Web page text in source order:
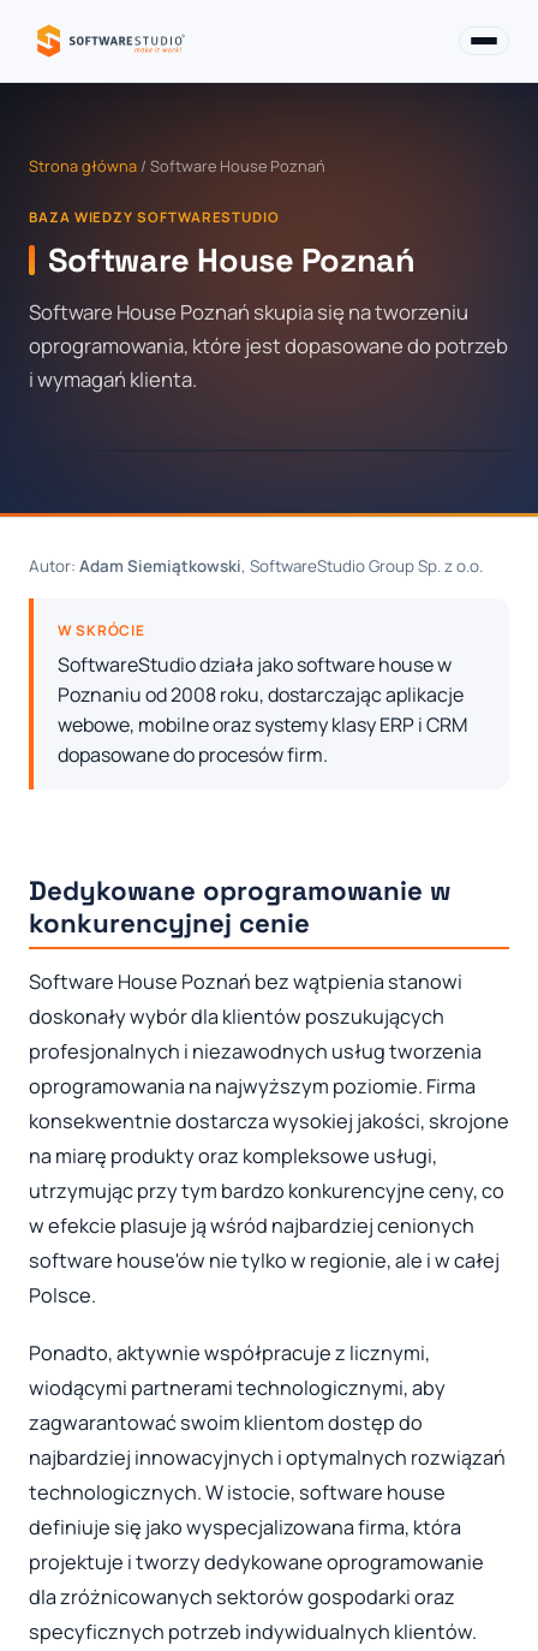
Strona główna / Software House Poznań
BAZA WIEDZY SOFTWARESTUDIO
Software House Poznań
Software House Poznań skupia się na tworzeniu
oprogramowania, które jest dopasowane do potrzeb
i wymagań klienta.
Autor: Adam Siemiątkowski, SoftwareStudio Group Sp. z o.o.
W SKRÓCIE
SoftwareStudio działa jako software house w
Poznaniu od 2008 roku, dostarczając aplikacje
webowe, mobilne oraz systemy klasy ERP i CRM
dopasowane do procesów firm.
Dedykowane oprogramowanie w
konkurencyjnej cenie
Software House Poznań bez wątpienia stanowi
doskonały wybór dla klientów poszukujących
profesjonalnych i niezawodnych usług tworzenia
oprogramowania na najwyższym poziomie. Firma
konsekwentnie dostarcza wysokiej jakości, skrojone
na miarę produkty oraz kompleksowe usługi,
utrzymując przy tym bardzo konkurencyjne ceny, co
w efekcie plasuje ją wśród najbardziej cenionych
software house'ów nie tylko w regionie, ale i w całej
Polsce.
Ponadto, aktywnie współpracuje z licznymi,
wiodącymi partnerami technologicznymi, aby
zagwarantować swoim klientom dostęp do
najbardziej innowacyjnych i optymalnych rozwiązań
technologicznych. W istocie, software house
definiuje się jako wyspecjalizowana firma, która
projektuje i tworzy dedykowane oprogramowanie
dla zróżnicowanych sektorów gospodarki oraz
specyficznych potrzeb indywidualnych klientów.